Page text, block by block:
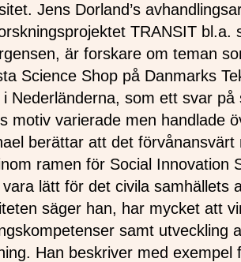
Jens Dorland’s
TRANSIT bl.a.
är forskare om teman
Science Shop på Danmarks
som ett svar
motiv varierade men handlade
berättar att det
ramen för Social Innovation
lätt för det civila samhällets
säger han, har mycket att
samt utveckling
Han beskriver med exempel